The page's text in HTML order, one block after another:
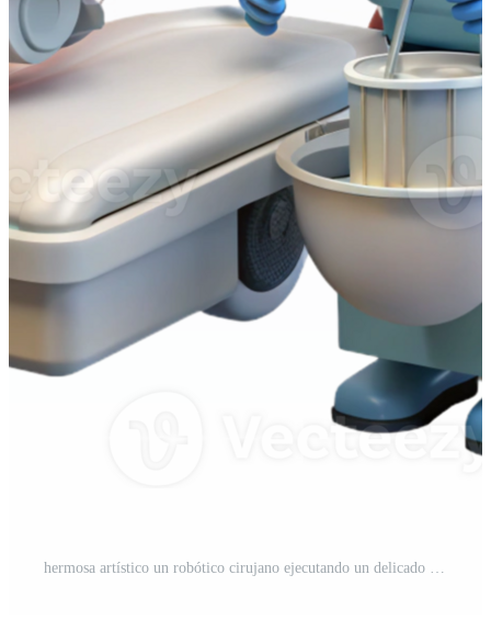
hermosa artístico un robótico cirujano ejecutando un delicado operación, estéril blanco Encendiendo, médico ilustración estilo original PNG Pro